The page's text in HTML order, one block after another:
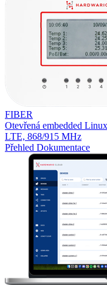
FIBER
Otevřená embedded
LTE, 868/915 MHz
Přehled Dokumentace